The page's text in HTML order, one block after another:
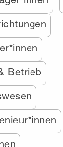
Betrieb